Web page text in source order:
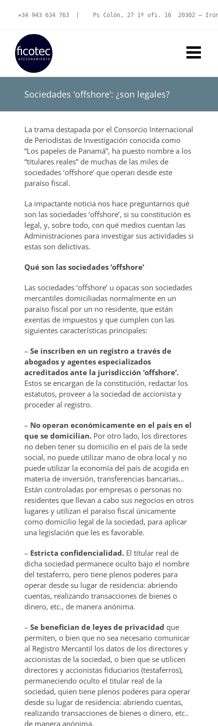
+34 943 634 763 Ps Colón, 27 1º ofi. 16  20302 –
Sociedades ‘offshore’: ¿son legales?
La trama destapada por el Consorcio Internacional
de Periodistas de Investigación conocida como
“Los papeles de Panamá”, ha puesto nombre a los
“titulares reales” de muchas de las miles de
sociedades ‘offshore’ que operan desde este
paraíso fiscal.
La impactante noticia nos hace preguntarnos qué
son las sociedades ‘offshore’, si su constitución es
legal, y, sobre todo, con qué medios cuentan las
Administraciones para investigar sus actividades si
estas son delictivas.
Qué son las sociedades ‘offshore’
Las sociedades ‘offshore’ u opacas son sociedades
mercantiles domiciliadas normalmente en un
paraíso fiscal por un no residente, que están
exentas de impuestos y que cumplen con las
siguientes características principales:
– Se inscriben en un registro a través de
abogados y agentes especializados
acreditados ante la jurisdicción ‘offshore’.
Estos se encargan de la constitución, redactar los
estatutos, proveer a la sociedad de accionista y
proceder al registro.
– No operan económicamente en el país en el
que se domicilian. Por otro lado, los directores
no deben tener su domicilio en el país de la sede
social, no puede utilizar mano de obra local y no
puede utilizar la economía del país de acogida en
materia de inversión, transferencias bancarias…
Están controladas por empresas o personas no
residentes que llevan a cabo sus negocios en otros
lugares y utilizan el paraíso fiscal únicamente
como domicilio legal de la sociedad, para aplicar
una legislación que les es favorable.
– Estricta confidencialidad. El titular real de
dicha sociedad permanece oculto bajo el nombre
del testaferro, pero tiene plenos poderes para
operar desde su lugar de residencia: abriendo
cuentas, realizando transacciones de bienes o
dinero, etc., de manera anónima.
– Se benefician de leyes de privacidad que
permiten, o bien que no sea necesario comunicar
al Registro Mercantil los datos de los directores y
accionistas de la sociedad, o bien que se utilicen
directores y accionistas fiduciarios (testaferros),
permaneciendo oculto el titular real de la
sociedad, quien tiene plenos poderes para operar
desde su lugar de residencia: abriendo cuentas,
realizando transacciones de bienes o dinero, etc..
de manera anónima.